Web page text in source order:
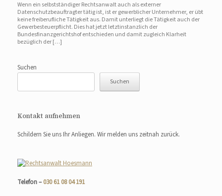
Wenn ein selbstständiger Rechtsanwalt auch als externer
Datenschutzbeauftragter tätig ist, ist er gewerblicher Unternehmer, er übt
keine freiberufliche Tätigkeit aus. Damit unterliegt die Tätigkeit auch der
Gewerbesteuerpflicht. Dies hat jetzt letztinstanzlich der
Bundesfinanzgerichtshof entschieden und damit zugleich Klarheit
bezüglich der […]
Suchen
Suchen
Kontakt aufnehmen
Schildern Sie uns Ihr Anliegen. Wir melden uns zeitnah zurück.
Telefon –030 61 08 04 191